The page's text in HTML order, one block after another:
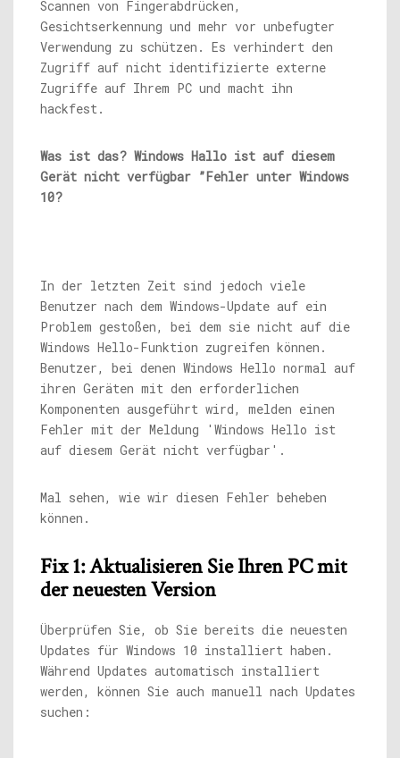
Scannen von Fingerabdrücken,
Gesichtserkennung und mehr vor unbefugter
Verwendung zu schützen. Es verhindert den
Zugriff auf nicht identifizierte externe
Zugriffe auf Ihrem PC und macht ihn
hackfest.
Was ist das? Windows Hallo ist auf diesem
Gerät nicht verfügbar ”Fehler unter Windows
10?
In der letzten Zeit sind jedoch viele
Benutzer nach dem Windows-Update auf ein
Problem gestoßen, bei dem sie nicht auf die
Windows Hello-Funktion zugreifen können.
Benutzer, bei denen Windows Hello normal auf
ihren Geräten mit den erforderlichen
Komponenten ausgeführt wird, melden einen
Fehler mit der Meldung 'Windows Hello ist
auf diesem Gerät nicht verfügbar'.
Mal sehen, wie wir diesen Fehler beheben
können.
Fix 1: Aktualisieren Sie Ihren PC mit
der neuesten Version
Überprüfen Sie, ob Sie bereits die neuesten
Updates für Windows 10 installiert haben.
Während Updates automatisch installiert
werden, können Sie auch manuell nach Updates
suchen: